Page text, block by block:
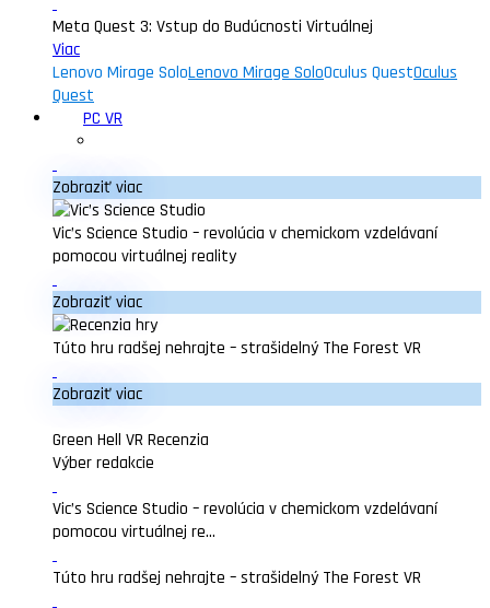
Meta Quest 3: Vstup do Budúcnosti Virtuálnej
Viac
Lenovo Mirage SoloLenovo Mirage SoloOculus QuestOculus
Quest
PC VR
Zobraziť viac
Vic’s Science Studio – revolúcia v chemickom vzdelávaní
pomocou virtuálnej reality
Zobraziť viac
Túto hru radšej nehrajte – strašidelný The Forest VR
Zobraziť viac
Green Hell VR Recenzia
Výber redakcie
Vic’s Science Studio – revolúcia v chemickom vzdelávaní
pomocou virtuálnej re...
Túto hru radšej nehrajte – strašidelný The Forest VR